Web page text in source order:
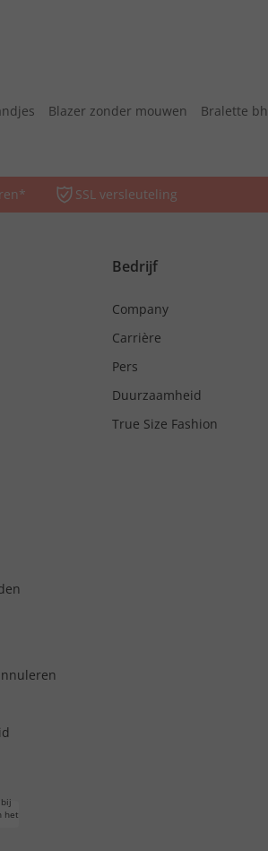
Blazer zonder mouwen Bralette bh
SSL versleuteling
Bedrijf
Company
Carrière
Pers
Duurzaamheid
True Size Fashion
het